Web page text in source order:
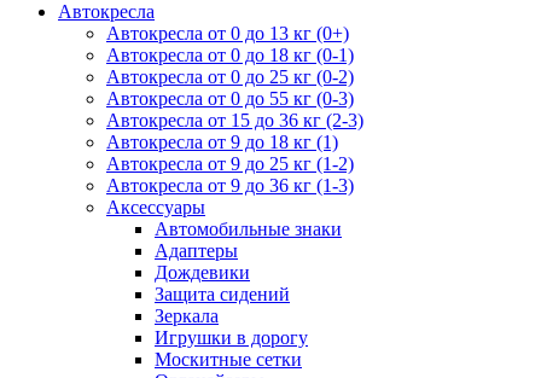
Автокресла
Автокресла от 0 до 13 кг (0+)
Автокресла от 0 до 18 кг (0-1)
Автокресла от 0 до 25 кг (0-2)
Автокресла от 0 до 55 кг (0-3)
Автокресла от 15 до 36 кг (2-3)
Автокресла от 9 до 18 кг (1)
Автокресла от 9 до 25 кг (1-2)
Автокресла от 9 до 36 кг (1-3)
Аксессуары
Автомобильные знаки
Адаптеры
Дождевики
Защита сидений
Зеркала
Игрушки в дорогу
Москитные сетки